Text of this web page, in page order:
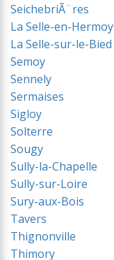
SeichebriÃ¨res
La Selle-en-Hermoy
La Selle-sur-le-Bied
Semoy
Sennely
Sermaises
Sigloy
Solterre
Sougy
Sully-la-Chapelle
Sully-sur-Loire
Sury-aux-Bois
Tavers
Thignonville
Thimory